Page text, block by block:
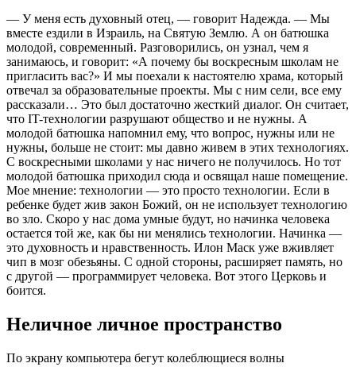
— У меня есть духовный отец, — говорит Надежда. — Мы
вместе ездили в Израиль, на Святую Землю. А он батюшка
молодой, современный. Разговорились, он узнал, чем я
занимаюсь, и говорит: «А почему бы воскресным школам не
пригласить вас?» И мы поехали к настоятелю храма, который
отвечал за образовательные проекты. Мы с ним сели, все ему
рассказали… Это был достаточно жесткий диалог. Он считает,
что IT-технологии разрушают общество и не нужны. А
молодой батюшка напомнил ему, что вопрос, нужны или не
нужны, больше не стоит: мы давно живем в этих технологиях.
С воскресными школами у нас ничего не получилось. Но тот
молодой батюшка приходил сюда и освящал наше помещение.
Мое мнение: технологии — это просто технологии. Если в
ребенке будет жив закон Божий, он не использует технологию
во зло. Скоро у нас дома умные будут, но начинка человека
остается той же, как бы ни менялись технологии. Начинка —
это духовность и нравственность. Илон Маск уже вживляет
чип в мозг обезьяны. С одной стороны, расширяет память, но
с другой — программирует человека. Вот этого Церковь и
боится.
Неличное личное пространство
По экрану компьютера бегут колеблющиеся волны